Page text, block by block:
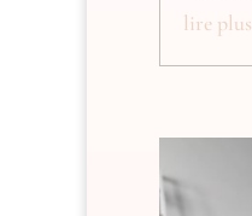
lire plus